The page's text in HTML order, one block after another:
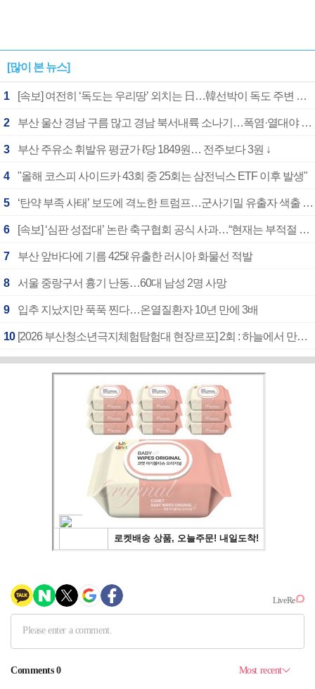
[많이 본 뉴스]
1 [속보] 여전히 ‘독도는 우리땅’ 외치는 日…韓선박이 독도 주변 해양조사 활동하자 반발
2 부산 울산 경남 구름 많고 경남 북서내륙 소나기…폭염·열대야 계속
3 부산 주유소 휘발유 평균가 ℓ당 1849원… 전주보다 3원 ↓
4 "올해 코스피 사이드카 43회 중 25회는 삼전닉스 ETF 이후 발생"
5 ‘탄약 부족 사태’ 보도에 격노한 트럼프…군사기밀 유출자 색출 지시
6 [속보] ‘심판 성접대’ 논란 축구협회 공식 사과…“현재는 부적절 행위 없어”
7 부산 앞바다에 기름 425ℓ 유출한 러시아 화물선 적발
8 서울 중랑구서 흉기 난동…60대 남성 2명 사망
9 입추 지났지만 푹푹 찐다…온열질환자 10년 만에 3배
10 [2026 부산청소년극지체험탐험대 현장르포] 2회 : 하늘에서 만난 얼음의 나라